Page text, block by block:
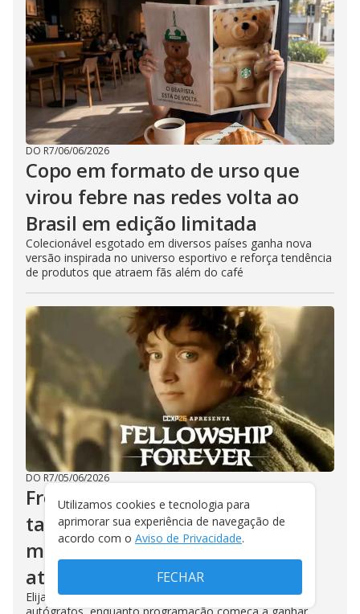
DO R7/06/06/2026
Copo em formato de urso que
virou febre nas redes volta ao
Brasil em edição limitada
Colecionável esgotado em diversos países ganha nova
versão inspirada no universo esportivo e reforça tendência
de produtos que atraem fãs além do café
DO R7/05/06/2026
Frodo estará na CCXP26; evento
também confirma autor de
mangás de terror entre as
atrações
Elijah Wood participará de painéis, fotos e sessões de
autógrafos, enquanto programação começa a ganhar
Utilizamos cookies e tecnologia para
aprimorar sua experiência de navegação de
acordo com o Aviso de Privacidade.
FECHAR